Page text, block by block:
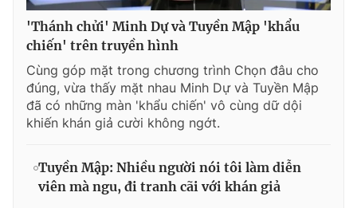
'Thánh chửi' Minh Dự và Tuyền Mập 'khẩu
chiến' trên truyền hình
Cùng góp mặt trong chương trình Chọn đâu cho
đúng, vừa thấy mặt nhau Minh Dự và Tuyền Mập
đã có những màn 'khẩu chiến' vô cùng dữ dội
khiến khán giả cười không ngớt.
Tuyền Mập: Nhiều người nói tôi làm diễn
viên mà ngu, đi tranh cãi với khán giả